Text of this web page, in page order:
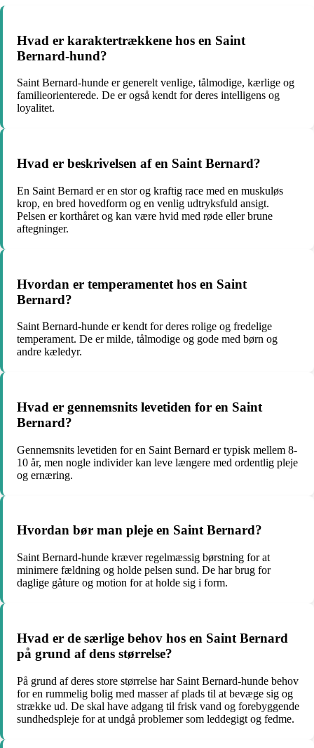
Hvad er karaktertrækkene hos en Saint
Bernard-hund?
Saint Bernard-hunde er generelt venlige, tålmodige, kærlige og
familieorienterede. De er også kendt for deres intelligens og
loyalitet.
Hvad er beskrivelsen af en Saint Bernard?
En Saint Bernard er en stor og kraftig race med en muskuløs
krop, en bred hovedform og en venlig udtryksfuld ansigt.
Pelsen er korthåret og kan være hvid med røde eller brune
aftegninger.
Hvordan er temperamentet hos en Saint
Bernard?
Saint Bernard-hunde er kendt for deres rolige og fredelige
temperament. De er milde, tålmodige og gode med børn og
andre kæledyr.
Hvad er gennemsnits levetiden for en Saint
Bernard?
Gennemsnits levetiden for en Saint Bernard er typisk mellem 8-
10 år, men nogle individer kan leve længere med ordentlig pleje
og ernæring.
Hvordan bør man pleje en Saint Bernard?
Saint Bernard-hunde kræver regelmæssig børstning for at
minimere fældning og holde pelsen sund. De har brug for
daglige gåture og motion for at holde sig i form.
Hvad er de særlige behov hos en Saint Bernard
på grund af dens størrelse?
På grund af deres store størrelse har Saint Bernard-hunde behov
for en rummelig bolig med masser af plads til at bevæge sig og
strække ud. De skal have adgang til frisk vand og forebyggende
sundhedspleje for at undgå problemer som leddegigt og fedme.